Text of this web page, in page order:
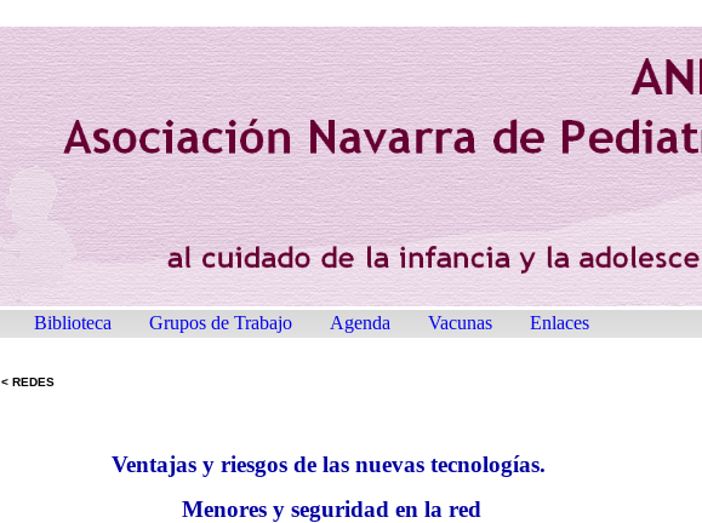
Biblioteca Grupos de Trabajo Agenda Vacunas Enlaces
< REDES
Ventajas y riesgos de las nuevas tecnologías.
Menores y seguridad en la red